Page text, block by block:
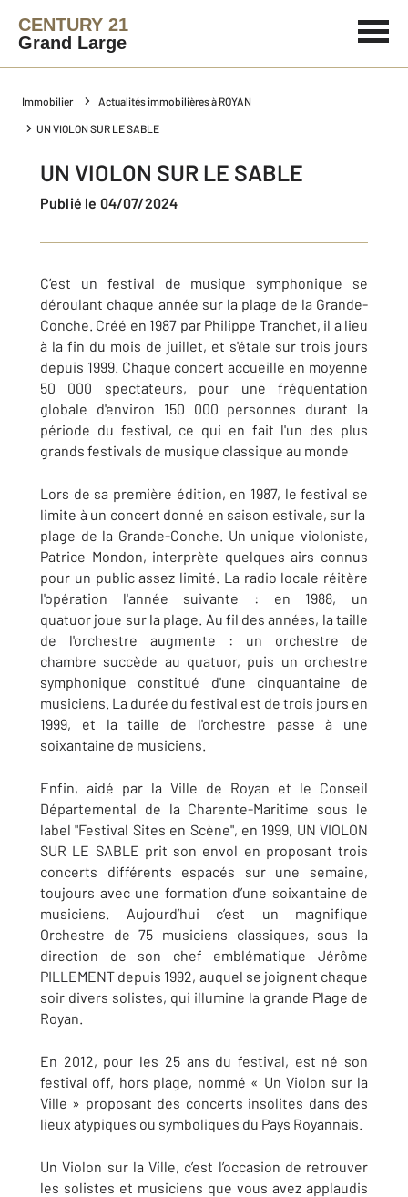
CENTURY 21
Grand Large
Immobilier Actualités immobilières à ROYAN
UN VIOLON SUR LE SABLE
UN VIOLON SUR LE SABLE
Publié le 04/07/2024
C’est un festival de musique symphonique se
déroulant chaque année sur la plage de la Grande-
Conche. Créé en 1987 par Philippe Tranchet, il a lieu
à la fin du mois de juillet, et s'étale sur trois jours
depuis 1999. Chaque concert accueille en moyenne
50 000 spectateurs, pour une fréquentation
globale d'environ 150 000 personnes durant la
période du festival, ce qui en fait l'un des plus
grands festivals de musique classique au monde
Lors de sa première édition, en 1987, le festival se
limite à un concert donné en saison estivale, sur la
plage de la Grande-Conche. Un unique violoniste,
Patrice Mondon, interprète quelques airs connus
pour un public assez limité. La radio locale réitère
l'opération l'année suivante : en 1988, un
quatuor joue sur la plage. Au fil des années, la taille
de l'orchestre augmente : un orchestre de
chambre succède au quatuor, puis un orchestre
symphonique constitué d'une cinquantaine de
musiciens. La durée du festival est de trois jours en
1999, et la taille de l'orchestre passe à une
soixantaine de musiciens.
Enfin, aidé par la Ville de Royan et le Conseil
Départemental de la Charente-Maritime sous le
label "Festival Sites en Scène", en 1999, UN VIOLON
SUR LE SABLE prit son envol en proposant trois
concerts différents espacés sur une semaine,
toujours avec une formation d’une soixantaine de
musiciens. Aujourd’hui c’est un magnifique
Orchestre de 75 musiciens classiques, sous la
direction de son chef emblématique Jérôme
PILLEMENT depuis 1992, auquel se joignent chaque
soir divers solistes, qui illumine la grande Plage de
Royan.
En 2012, pour les 25 ans du festival, est né son
festival off, hors plage, nommé « Un Violon sur la
Ville » proposant des concerts insolites dans des
lieux atypiques ou symboliques du Pays Royannais.
Un Violon sur la Ville, c’est l’occasion de retrouver
les solistes et musiciens que vous avez applaudis